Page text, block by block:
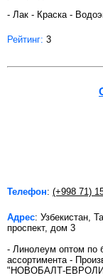
- Лак - Краска -
Рейтинг: 3
Телефон: (+998 71)
Адрес: Узбекистан,
проспект, дом 3
- Линолеум оптом по
ассортимента -
"НОВОБАЛТ-